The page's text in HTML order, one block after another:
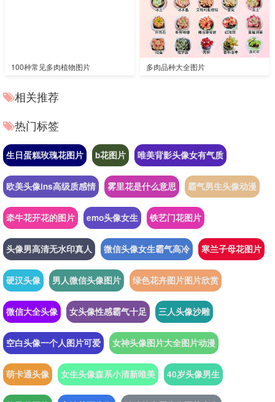
100种常见多肉植物图片 多肉品种大全图片
相关推荐
热门标签
生日蛋糕玫瑰花图片 b花图片 唯美背影头像女有气质
欧美头像ins高级质感情 雾里花是什么意思 霸气男生头像动漫
牵牛花开花的图片 emo头像女生 铁艺门花图片
头像男高清无水印真人 微信头像女生霸气高冷 寒兰子母花图片
硬汉头像 男人微信头像图片 绿色花卉图片图片欣赏
微信大全头像 女头像性感霸气十足 三人头像沙雕
空白头像一个人图片可爱 女神头像图片大全图片动漫
萌卡通头像 女生头像森系小清新唯美 40岁头像男生